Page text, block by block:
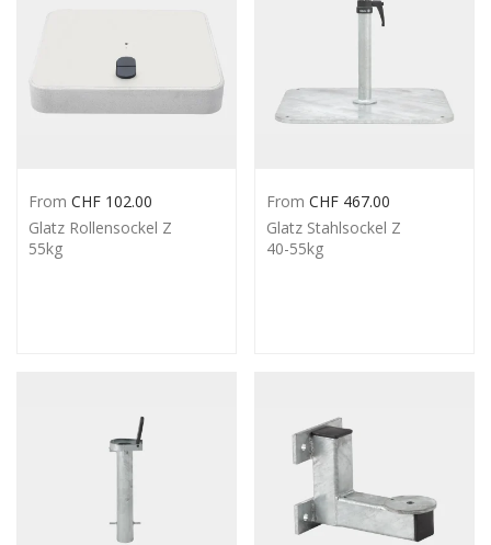
Glatz Rollensockel Z
55kg
From CHF 102.00
Glatz Stahlsockel Z
40-55kg
From CHF 467.00